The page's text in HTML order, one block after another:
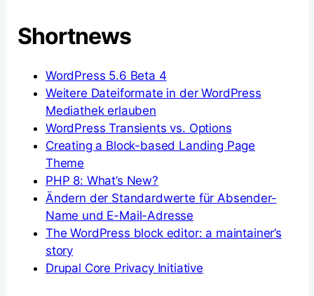
Shortnews
WordPress 5.6 Beta 4
Weitere Dateiformate in der WordPress
Mediathek erlauben
WordPress Transients vs. Options
Creating a Block-based Landing Page
Theme
PHP 8: What’s New?
Ändern der Standardwerte für Absender-
Name und E-Mail-Adresse
The WordPress block editor: a maintainer’s
story
Drupal Core Privacy Initiative